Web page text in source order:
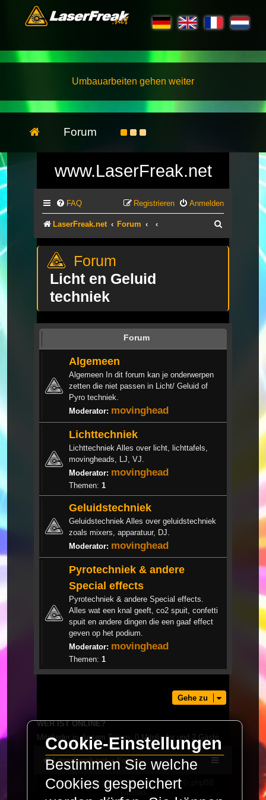
Umbauarbeiten gehen weiter
Forum
www.LaserFreak.net
FAQ Anmelden
Registrieren
LaserFreak.net Forum
Licht en Geluid
techniek
Forum
Algemeen
Algemeen In dit forum kan je onderwerpen
zetten die niet passen in Licht/ Geluid of
Pyro techniek.
Moderator: movinghead
Lichttechniek
Lichttechniek Alles over licht, lichttafels,
movingheads, LJ, VJ.
Moderator: movinghead
Themen: 1
Geluidstechniek
Geluidstechniek Alles over geluidstechniek
zoals mixers, apparatuur, DJ.
Moderator: movinghead
Pyrotechniek & andere
Special effects
Pyrotechniek & andere Special effects.
Alles wat een knal geeft, co2 spuit, confetti
spuit en andere dingen die een gaaf effect
geven op het podium.
Moderator: movinghead
Themen: 1
Gehe zu
WER IST ONLINE?
Mitglieder in diesem Forum: 0 Mitglieder und 2 Gäste
LaserFreak.net Forum
Powered byphpBB® Forum Software © phpBB
Limited
Cookie-Einstellungen
Bestimmen Sie welche
Cookies gespeichert